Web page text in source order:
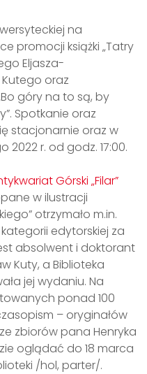
na
promocji książki „Tatry
Eljasza-
Kutego oraz
góry na to są, by
Spotkanie oraz
stacjonarnie oraz w
2022 r. od godz. 17:00.
Górski „Filar”
w ilustracji
otrzymało m.in.
edytorskiej za
absolwent i doktorant
Kuty, a Biblioteka
jej wydaniu. Na
ponad 100
– oryginałów
zbiorów pana Henryka
oglądać do 18 marca
/hol, parter/.